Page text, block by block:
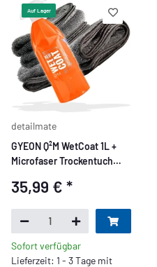
Auf Lager
detailmate
GYEON Q²M WetCoat 1L +
Microfaser Trockentuch
GSM, dunkel grau
35,99 € *
Sofort verfügbar
Lieferzeit: 1 - 3 Tage mit